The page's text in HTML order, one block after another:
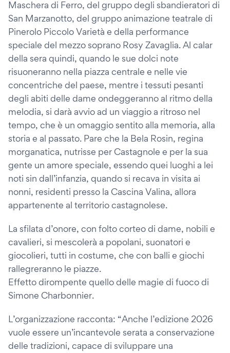
Maschera di Ferro, del gruppo degli sbandieratori di
San Marzanotto, del gruppo animazione teatrale di
Pinerolo Piccolo Varietà e della performance
speciale del mezzo soprano Rosy Zavaglia. Al calar
della sera quindi, quando le sue dolci note
risuoneranno nella piazza centrale e nelle vie
concentriche del paese, mentre i tessuti pesanti
degli abiti delle dame ondeggeranno al ritmo della
melodia, si darà avvio ad un viaggio a ritroso nel
tempo, che è un omaggio sentito alla memoria, alla
storia e al passato. Pare che la Bela Rosin, regina
morganatica, nutrisse per Castagnole e per la sua
gente un amore speciale, essendo quei luoghi a lei
noti sin dall’infanzia, quando si recava in visita ai
nonni, residenti presso la Cascina Valina, allora
appartenente al territorio castagnolese.
La sfilata d’onore, con folto corteo di dame, nobili e
cavalieri, si mescolerà a popolani, suonatori e
giocolieri, tutti in costume, che con balli e giochi
rallegreranno le piazze.
Effetto dirompente quello delle magie di fuoco di
Simone Charbonnier.
L’organizzazione racconta: “Anche l’edizione 2026
vuole essere un’incantevole serata a conservazione
delle tradizioni, capace di sviluppare una